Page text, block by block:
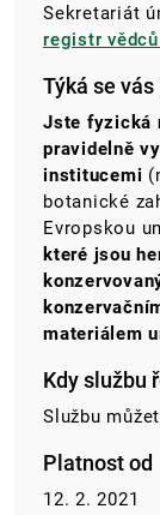
Sekretariát
registr
Týká se vás
Jste fyzická
pravidelně
institucemi
botanické
Evropskou
které jsou
materiálem
Kdy službu
Službu
Platnost od
12. 2. 2021